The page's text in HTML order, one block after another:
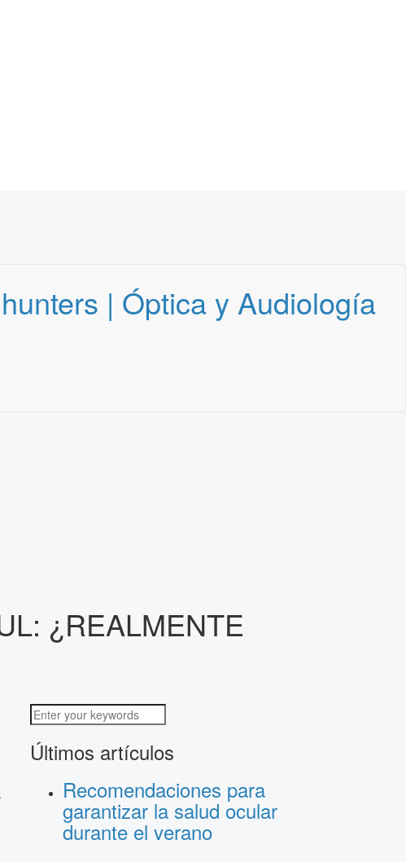
¿REALMENTE
Últimos artículos
Recomendaciones para
garantizar la salud ocular
durante el verano